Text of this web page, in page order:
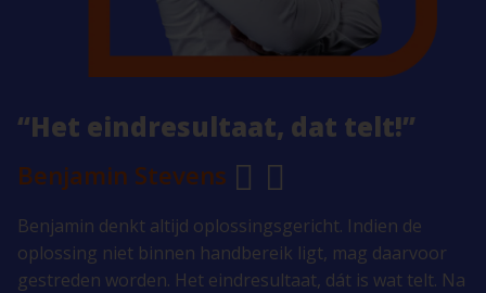
“Het eindresultaat, dat telt!”
Benjamin Stevens
Benjamin denkt altijd oplossingsgericht. Indien de
oplossing niet binnen handbereik ligt, mag daarvoor
gestreden worden. Het eindresultaat, dát is wat telt. Na